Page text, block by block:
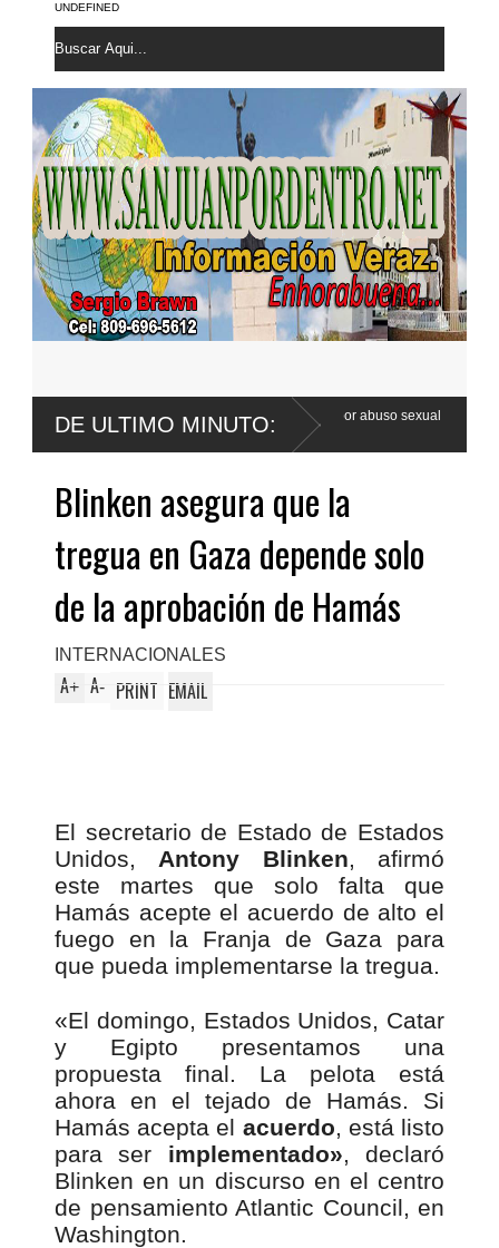
UNDEFINED
DE ULTIMO MINUTO:
Wander Franco apela sentencia por abuso sexual
Poder Ejecutivo
Blinken asegura que la
tregua en Gaza depende solo
de la aprobación de Hamás
INTERNACIONALES
A+ A- PRINT EMAIL
El secretario de Estado de Estados
Unidos, Antony Blinken, afirmó
este martes que solo falta que
Hamás acepte el acuerdo de alto el
fuego en la Franja de Gaza para
que pueda implementarse la tregua.
«El domingo, Estados Unidos, Catar
y Egipto presentamos una
propuesta final. La pelota está
ahora en el tejado de Hamás. Si
Hamás acepta el acuerdo, está listo
para ser implementado», declaró
Blinken en un discurso en el centro
de pensamiento Atlantic Council, en
Washington.